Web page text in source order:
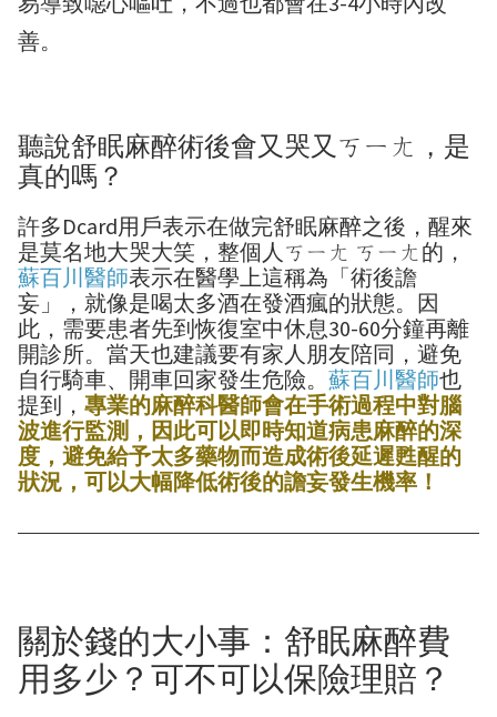
善。
聽說舒眠麻醉術後會又哭又ㄎㄧㄤ，是
真的嗎？
許多Dcard用戶表示在做完舒眠麻醉之後，醒來
是莫名地大哭大笑，整個人ㄎㄧㄤ ㄎㄧㄤ的，
蘇百川醫師表示在醫學上這稱為「術後譫
妄」，就像是喝太多酒在發酒瘋的狀態。因
此，需要患者先到恢復室中休息30-60分鐘再離
開診所。當天也建議要有家人朋友陪同，避免
自行騎車、開車回家發生危險。 蘇百川醫師也
提到， 專業的麻醉科醫師會在手術過程中對腦
波進行監測，因此可以即時知道病患麻醉的深
度，避免給予太多藥物而造成術後延遲甦醒的
狀況，可以大幅降低術後的譫妄發生機率！
關於錢的大小事：舒眠麻醉費
用多少？可不可以保險理賠？